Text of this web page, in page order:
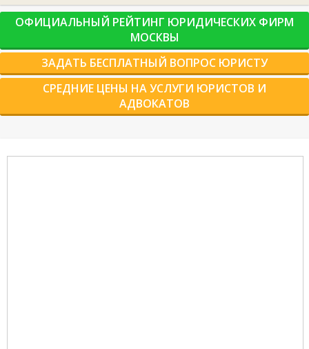
ОФИЦИАЛЬНЫЙ РЕЙТИНГ ЮРИДИЧЕСКИХ ФИРМ
МОСКВЫ
ЗАДАТЬ БЕСПЛАТНЫЙ ВОПРОС ЮРИСТУ
СРЕДНИЕ ЦЕНЫ НА УСЛУГИ ЮРИСТОВ И
АДВОКАТОВ